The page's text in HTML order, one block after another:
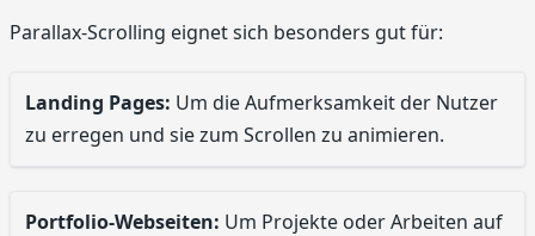
Parallax-Scrolling eignet sich besonders gut für:
Landing Pages: Um die Aufmerksamkeit der Nutzer
zu erregen und sie zum Scrollen zu animieren.
Portfolio-Webseiten: Um Projekte oder Arbeiten auf